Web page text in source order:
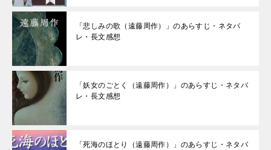
「悲しみの歌（遠藤周作）」のあらすじ・ネタバ
レ・長文感想
「妖女のごとく（遠藤周作）」のあらすじ・ネタバ
レ・長文感想
「死海のほとり（遠藤周作）」のあらすじ・ネタバ